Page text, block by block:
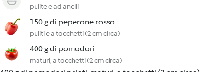
pulite e ad anelli
150 g di peperone rosso
puliti e a tocchetti (2 cm circa)
400 g di pomodori
maturi, a tocchetti (2 cm circa)